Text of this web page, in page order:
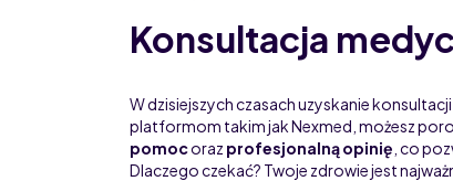
Konsultacja
W dzisiejszych czasach uzyskanie
platformom takim jak Nexmed, możesz
pomocoraz profesjonalną opinię , co
Dlaczego czekać? Twoje zdrowie jest